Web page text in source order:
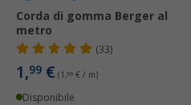
Corda di gomma Berger al
metro
(33)
1,99 € (1,99 € / m)
Disponibile